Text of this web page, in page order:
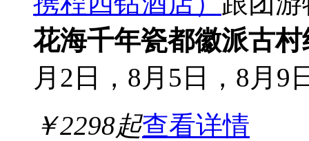
花海千年瓷都徽派古村
月2日，8月5日，8月9
￥2298起查看详情